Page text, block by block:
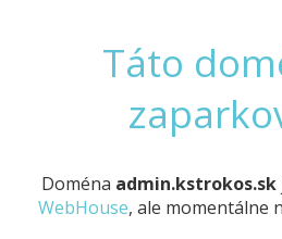
Táto
Doména admin.kstrokos.sk
WebHouse, ale momentálne